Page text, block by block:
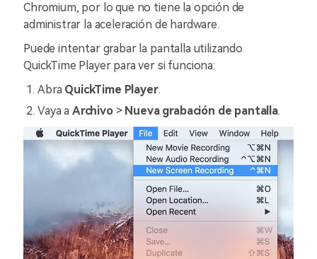
Chromium, por lo que no tiene la opción de
administrar la aceleración de hardware.
Puede intentar grabar la pantalla utilizando
QuickTime Player para ver si funciona:
Abra QuickTime Player.
Vaya a Archivo> Nueva grabación de pantalla.